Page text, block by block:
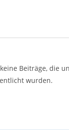
Beiträge, die
wurden.